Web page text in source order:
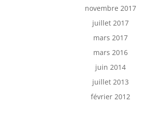
novembre 2017
juillet 2017
mars 2017
mars 2016
juin 2014
juillet 2013
février 2012